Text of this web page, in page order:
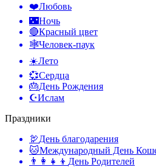
❤️Любовь
🌃Ночь
🔴Красный цвет
🕸️Человек-паук
☀️Лето
💞Сердца
🎂День Рождения
☪️Ислам
Праздники
🦃День благодарения
🐱Международный День
👨‍👩‍👧‍👦 День Родителей